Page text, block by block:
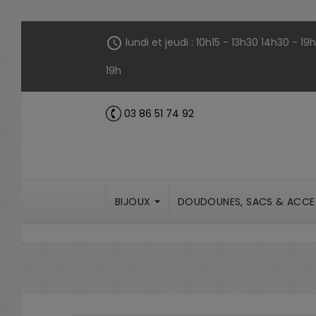
schedule lundi et jeudi : 10h15 - 13h30 14h30 -
19h
call 03 86 51 74 92
BIJOUX DOUDOUNES, SACS &